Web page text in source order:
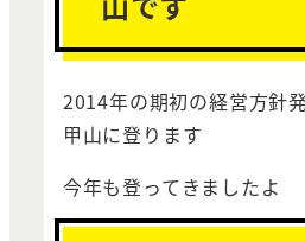
2014年の期初の経営方針
甲山に登ります
今年も登ってきましたよ